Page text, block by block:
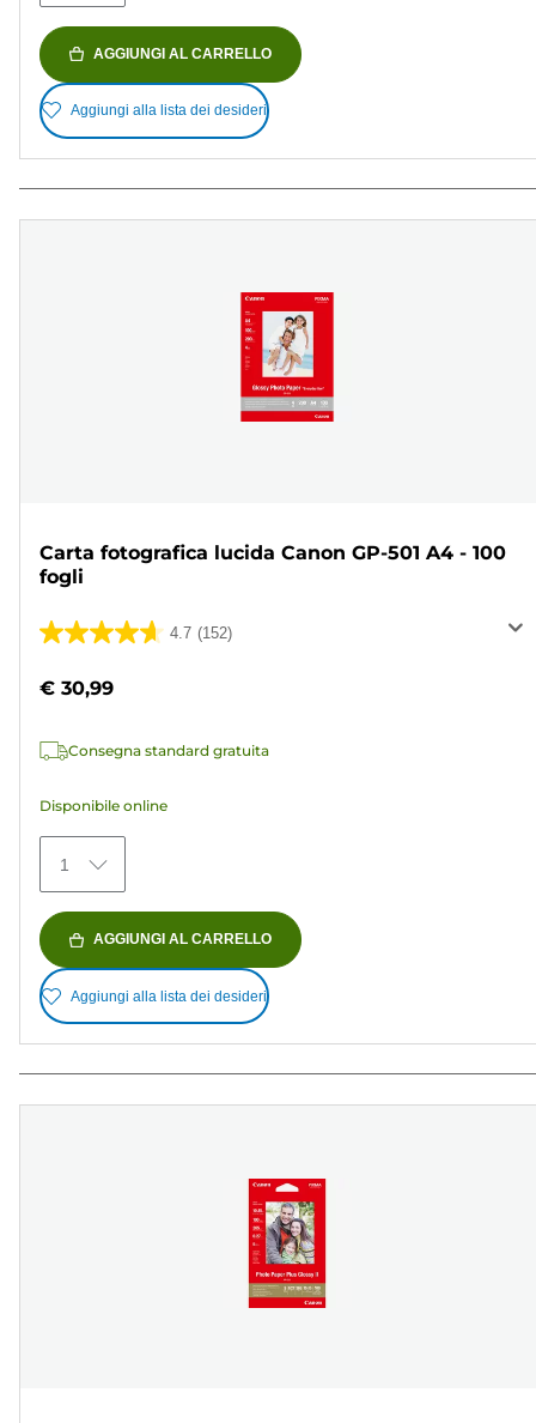
AGGIUNGI AL CARRELLO
Aggiungi alla lista dei desideri
Carta fotografica lucida Canon GP-501 A4 - 100
fogli
4.7 (152)
4.7
5
152
€ 30,99
Consegna standard gratuita
Disponibile online
1
AGGIUNGI AL CARRELLO
Aggiungi alla lista dei desideri